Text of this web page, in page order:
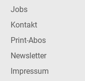
Jobs
Kontakt
Print-Abos
Newsletter
Impressum